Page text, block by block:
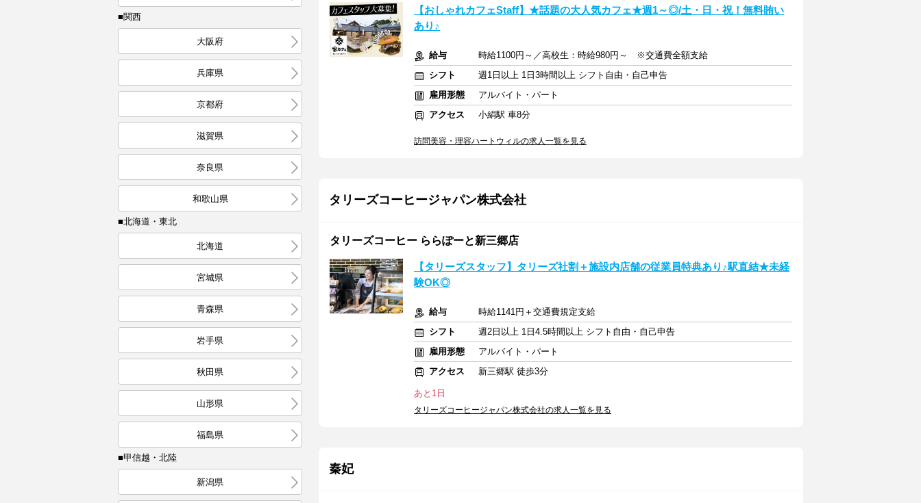
■関西
大阪府
兵庫県
京都府
滋賀県
奈良県
和歌山県
■北海道・東北
北海道
宮城県
青森県
岩手県
秋田県
山形県
福島県
■甲信越・北陸
新潟県
【おしゃれカフェStaff】★話題の大人気カフェ★週1～◎/土・日・祝！無料賄い
あり♪
給与
時給1100円～／高校生：時給980円～ ※交通費全額支給
シフト
週1日以上 1日3時間以上 シフト自由・自己申告
雇用形態
アルバイト・パート
アクセス
小絹駅 車8分
訪問美容・理容ハートウィルの求人一覧を見る
タリーズコーヒージャパン株式会社
タリーズコーヒー ららぽーと新三郷店
【タリーズスタッフ】タリーズ社割＋施設内店舗の従業員特典あり♪駅直結★未経
験OK◎
給与
時給1141円＋交通費規定支給
シフト
週2日以上 1日4.5時間以上 シフト自由・自己申告
雇用形態
アルバイト・パート
アクセス
新三郷駅 徒歩3分
あと1日
タリーズコーヒージャパン株式会社の求人一覧を見る
秦妃